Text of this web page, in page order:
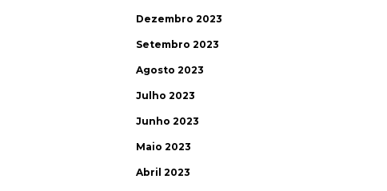
Dezembro 2023
Setembro 2023
Agosto 2023
Julho 2023
Junho 2023
Maio 2023
Abril 2023